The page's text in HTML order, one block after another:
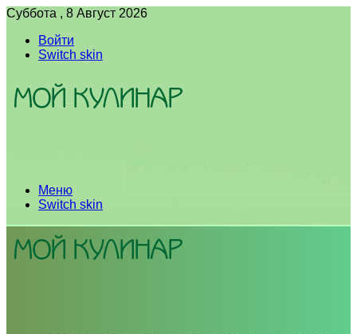
Суббота , 8 Август 2026
Войти
Switch skin
Меню
Switch skin